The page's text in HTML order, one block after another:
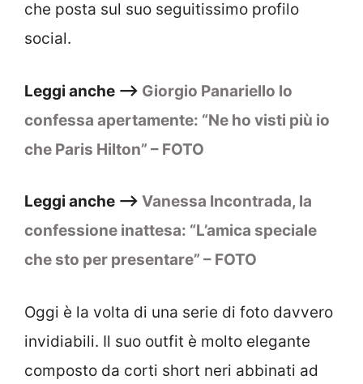
che posta sul suo seguitissimo profilo
social.
Leggi anche –> Giorgio Panariello lo
confessa apertamente: “Ne ho visti più io
che Paris Hilton” – FOTO
Leggi anche –> Vanessa Incontrada, la
confessione inattesa: “L’amica speciale
che sto per presentare” – FOTO
Oggi è la volta di una serie di foto davvero
invidiabili. Il suo outfit è molto elegante
composto da corti short neri abbinati ad